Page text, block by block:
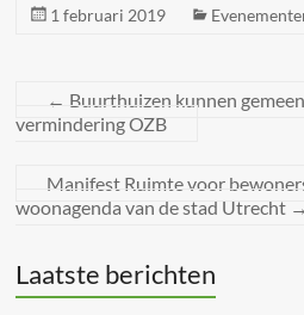
1 februari 2019
← Buurthuizen kunnen
vermindering OZB
Manifest Ruimte voor
woonagenda van de stad Utrecht →
Laatste berichten